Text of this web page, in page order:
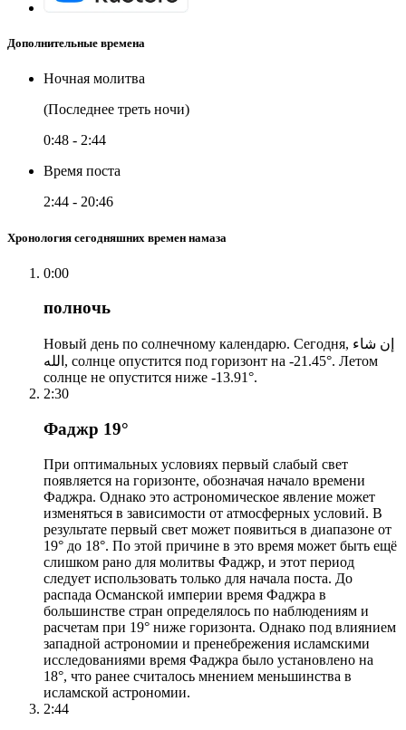
Дополнительные времена
Ночная молитва
(Последнее треть ночи)
0:48 - 2:44
Время поста
2:44 - 20:46
Хронология сегодняшних времен намаза
0:00
полночь
Новый день по солнечному календарю. Сегодня, إن شاء
الله, солнце опустится под горизонт на -21.45°. Летом
солнце не опустится ниже -13.91°.
2:30
Фаджр 19°
При оптимальных условиях первый слабый свет
появляется на горизонте, обозначая начало времени
Фаджра. Однако это астрономическое явление может
изменяться в зависимости от атмосферных условий. В
результате первый свет может появиться в диапазоне от
19° до 18°. По этой причине в это время может быть ещё
слишком рано для молитвы Фаджр, и этот период
следует использовать только для начала поста. До
распада Османской империи время Фаджра в
большинстве стран определялось по наблюдениям и
расчетам при 19° ниже горизонта. Однако под влиянием
западной астрономии и пренебрежения исламскими
исследованиями время Фаджра было установлено на
18°, что ранее считалось мнением меньшинства в
исламской астрономии.
2:44